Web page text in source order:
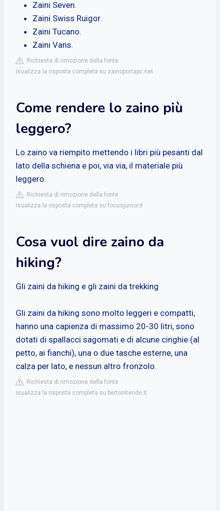
Zaini Seven.
Zaini Swiss Ruigor.
Zaini Tucano.
Zaini Vans.
Richiesta di rimozione della fonte
isualizza la risposta completa su zainoportapc.net
Come rendere lo zaino più
leggero?
Lo zaino va riempito mettendo i libri più pesanti dal
lato della schiena e poi, via via, il materiale più
leggero.
Richiesta di rimozione della fonte
isualizza la risposta completa su focusjunior.it
Cosa vuol dire zaino da
hiking?
Gli zaini da hiking e gli zaini da trekking
Gli zaini da hiking sono molto leggeri e compatti,
hanno una capienza di massimo 20-30 litri, sono
dotati di spallacci sagomati e di alcune cinghie (al
petto, ai fianchi), una o due tasche esterne, una
calza per lato, e nessun altro fronzolo.
Richiesta di rimozione della fonte
isualizza la risposta completa su bertonitende.it